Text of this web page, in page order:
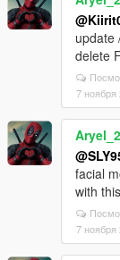
update
delete
7 ноября
facial
with
7 ноября